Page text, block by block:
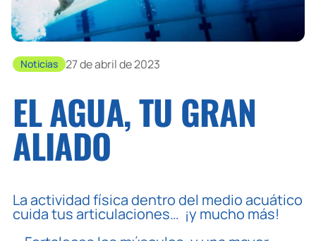
Noticias 27 de abril de 2023
EL AGUA, TU GRAN
ALIADO
La actividad física dentro del medio acuático
cuida tus articulaciones… ¡y mucho más!